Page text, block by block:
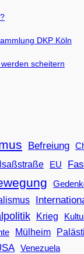
DKP Köln
scheitern
Befreiung
EU
Krieg
Mülheim
Venezuela